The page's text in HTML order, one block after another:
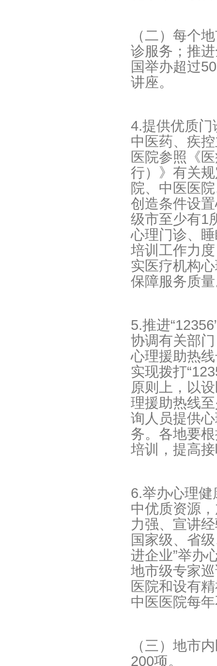
（二）每个
诊服务；推
国举办超过
讲座。
4.提供优质
中医药、疾
医院参照《
行）》有关
院、中医医
创造条件设
级市至少有1
心理门诊、
培训工作力
实医疗机构
保障服务质
5.推进
协调有关部
心理援助热
实现拨打
原则上，以
理援助热线
询人员提供
务。各地要
培训，提高
6.举办心理
中优质资源
力强、宣讲
国家级、省
进企业”举办
地市级专家
医院和设有
中医医院每
（三）地市
200项。